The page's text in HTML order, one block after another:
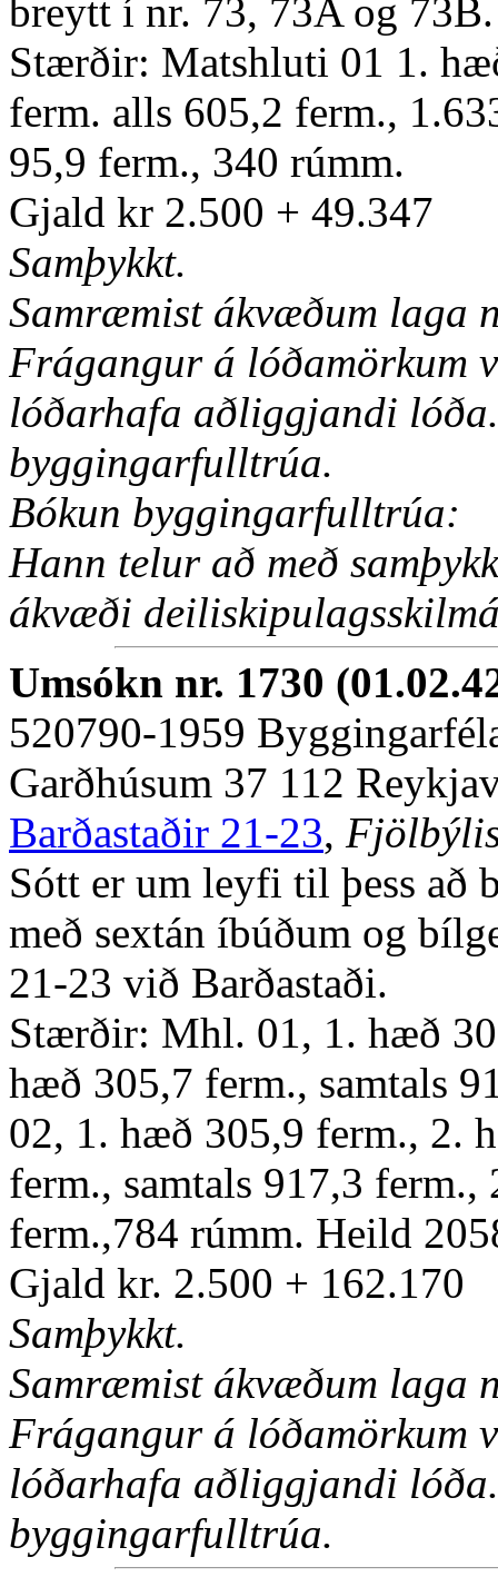
breytt í nr. 73, 73A og 73B.
Stærðir: Matshluti 01 1.
ferm. alls 605,2 ferm.,
95,9 ferm., 340 rúmm.
Gjald kr 2.500 + 49.347
Samþykkt.
Samræmist ákvæðum laga
Frágangur á lóðamörkum
lóðarhafa aðliggjandi
byggingarfulltrúa.
Bókun byggingarfulltrúa:
Hann telur að með
ákvæði
Umsókn nr. 1730
520790-1959
Garðhúsum 37 112
Barðastaðir 21-23,
Sótt er um leyfi til þess
með sextán íbúðum og
21-23 við Barðastaði.
Stærðir: Mhl. 01, 1. hæð
hæð 305,7 ferm., samtals
02, 1. hæð 305,9 ferm., 2.
ferm., samtals 917,3
ferm.,784 rúmm. Heild
Gjald kr. 2.500 + 162.170
Samþykkt.
Samræmist ákvæðum laga
Frágangur á lóðamörkum
lóðarhafa aðliggjandi
byggingarfulltrúa.